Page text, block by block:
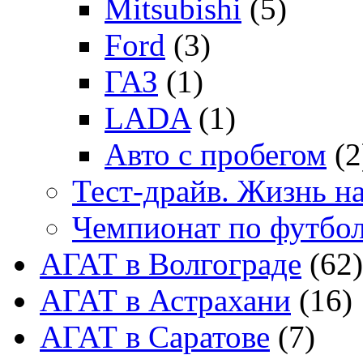
Mitsubishi (5)
Ford (3)
ГАЗ (1)
LADA (1)
Авто с пробегом
Тест-драйв. Жизнь
Чемпионат по
АГАТ в Волгограде (62)
АГАТ в Астрахани (16)
АГАТ в Саратове (7)